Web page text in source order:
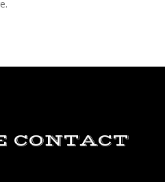
CONTACT